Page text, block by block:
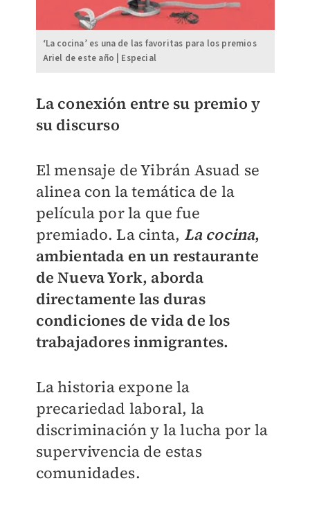
‘La cocina’ es una de las favoritas para los premios
Ariel de este año | Especial
La conexión entre su premio y
su discurso
El mensaje de Yibrán Asuad se
alinea con la temática de la
película por la que fue
premiado. La cinta, La cocina,
ambientada en un restaurante
de Nueva York, aborda
directamente las duras
condiciones de vida de los
trabajadores inmigrantes.
La historia expone la
precariedad laboral, la
discriminación y la lucha por la
supervivencia de estas
comunidades.